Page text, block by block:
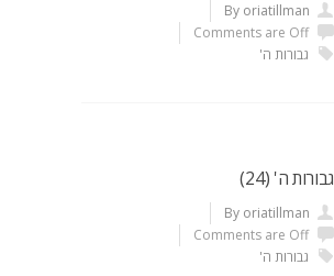
By oriatillman
Comments are Off
גבורות ה'
גבורות ה' (24)
By oriatillman
Comments are Off
גבורות ה'